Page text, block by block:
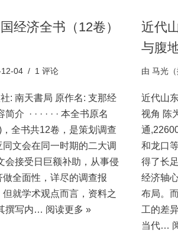
经济全书（12卷）
04 1 评论
: 南天書局 原作名: 支那经
介 · · · · · · 本全书原名
，全书共12卷，是策划调查
同文会在同一时期的二大调
会接受日巨额补助，从事侵
全面性，详尽的调查报
就学术观点而言，资料之
撰写内… 阅读更多 »
近代
与腹
由 马光（
近代山
视角 陈
通
和龙口
得了长
经济轴
布局。
工的差
当代…